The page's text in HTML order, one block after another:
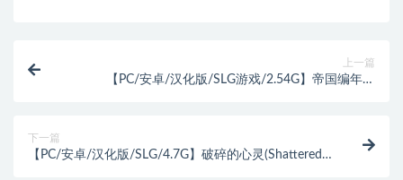
上一篇
【PC/安卓/汉化版/SLG游戏/2.54G】帝国编年史
下一篇
【PC/安卓/汉化版/SLG/4.7G】破碎的心灵(Shattered